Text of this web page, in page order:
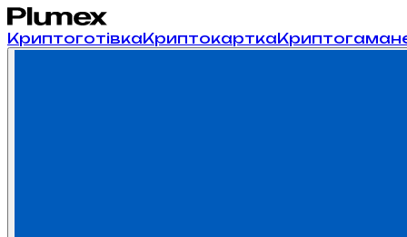
КриптоготівкаКриптокартка